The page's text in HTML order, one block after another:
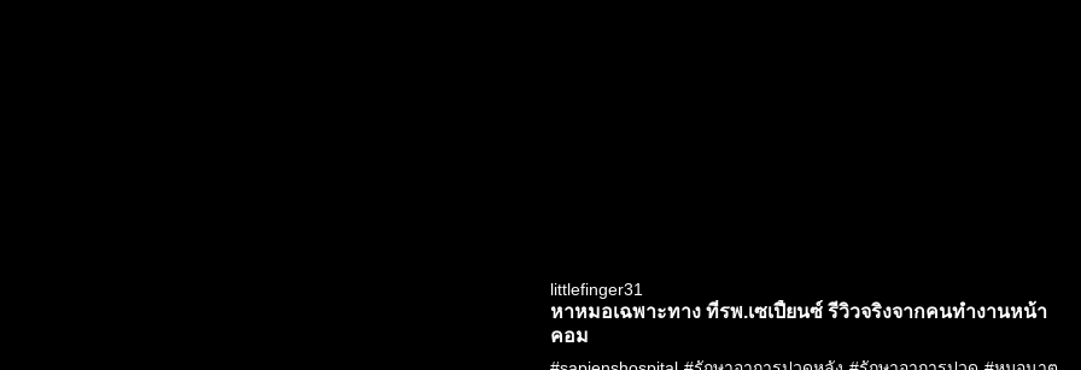
littlefinger31
หาหมอเฉพาะทาง ที่รพ.เซเปี้ยนซ์ รีวิวจริงจากคนทำงานหน้า
คอม